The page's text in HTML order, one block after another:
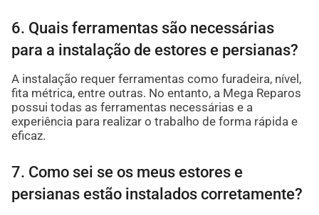
6. Quais ferramentas são necessárias
para a instalação de estores e persianas?
A instalação requer ferramentas como furadeira, nível,
fita métrica, entre outras. No entanto, a Mega Reparos
possui todas as ferramentas necessárias e a
experiência para realizar o trabalho de forma rápida e
eficaz.
7. Como sei se os meus estores e
persianas estão instalados corretamente?